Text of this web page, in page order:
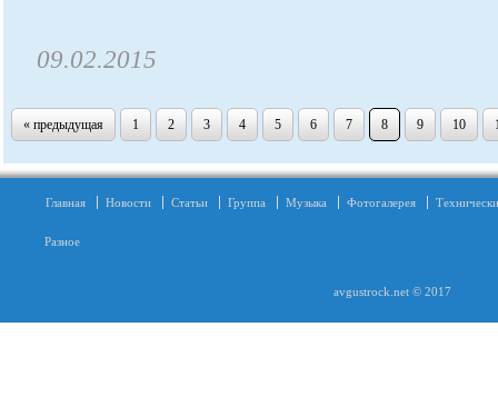
09.02.2015
« предыдущая 1 2 3 4 5 6 7 8 9 10
Главная Новости Статьи Группа Музыка Фотогалерея
Разное
avgustrock.net © 2017